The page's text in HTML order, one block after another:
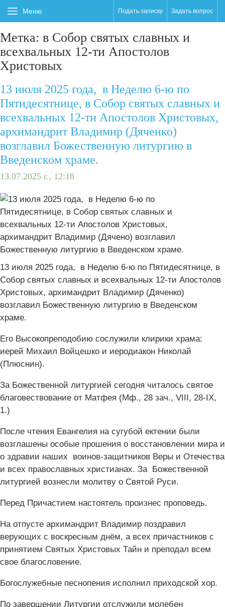
Меню Подать записку Задать вопрос
Метка: в Собор святых славных и
всехвальных 12-ти Апостолов
Христовых
13 июля 2025 года, в Неделю 6-ю по
Пятидесятнице, в Собор святых славных и
всехвальных 12-ти Апостолов Христовых,
архимандрит Владимир (Дяченко)
возглавил Божественную литургию в
Введенском храме.
13.07.2025 г., 12:18
13 июля 2025 года, в Неделю 6-ю по Пятидесятнице, в
Собор святых славных и всехвальных 12-ти Апостолов
Христовых, архимандрит Владимир (Дяченко)
возглавил Божественную литургию в Введенском
храме.
Его Высокопреподобию сослужили клирики храма:
иерей Михаил Войцешко и иеродиакон Николай
(Плюснин).
За Божественной литургией сегодня читалось святое
благовествование от Матфея (Мф., 28 зач., VIII, 28-IX,
1.)
После чтения Евангелия на сугубой ектении были
возглашены особые прошения о восстановлении мира и
о здравии наших воинов-защитников Веры и Отечества
и всех православных христианах. За Божественной
литургией вознесли молитву о Святой Руси.
Перед Причастием настоятель произнес проповедь.
На отпусте архимандрит Владимир поздравил
верующих с воскресным днём, а всех причастников с
принятием Святых Христовых Тайн и преподал всем
свое благословение.
Богослужебные песнопения исполнил приходской хор.
По завершении Литургии отслужили молебен